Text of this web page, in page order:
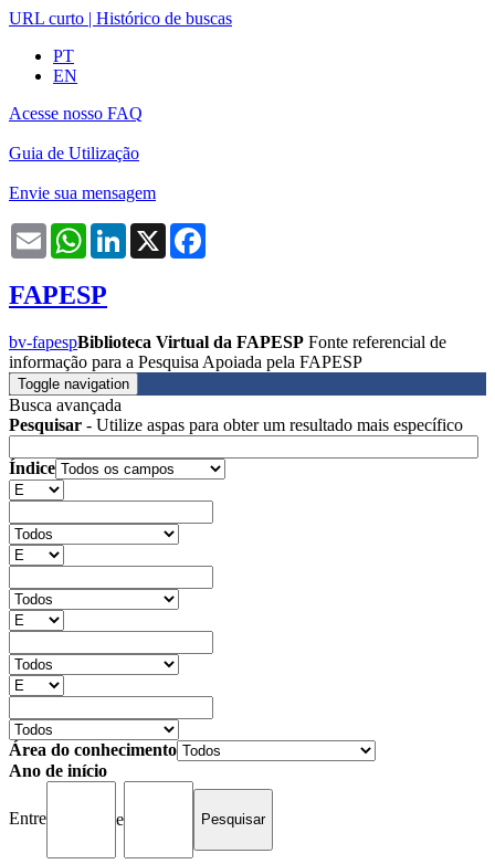
URL curto | Histórico de buscas
PT
EN
Acesse nosso FAQ
Guia de Utilização
Envie sua mensagem
Email WhatsAppLinkedIn
X
FAPESP
bv-fapespBiblioteca Virtual da FAPESP Fonte referencial de
informação para a Pesquisa Apoiada pela FAPESP
Toggle navigation
Busca avançada
Pesquisar - Utilize aspas para obter um resultado mais específico
Índice
Área do conhecimento
Ano de início
Entre e